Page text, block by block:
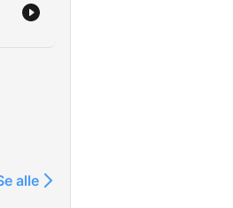
alle